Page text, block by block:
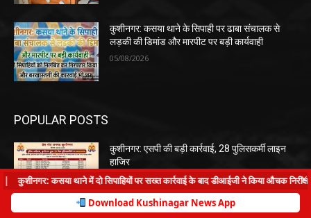
कुशीनगर: कसया थाने के सिपाही पर ढाबा संचालक से
लड़की की डिमांड और मारपीट पर बड़ी कार्यवाही
05/08/2026
POPULAR POSTS
कुशीनगर: एसपी की बड़ी कार्रवाई, 28 पुलिसकर्मी लाइन
हाजिर
07/08/2026 ×
में दो सिपाहियों पर सख्त कार्रवाई के बाद डीआईजी ने किया औचक निरीक्षण |
कुशीनगर:
Download Kushinagar News App